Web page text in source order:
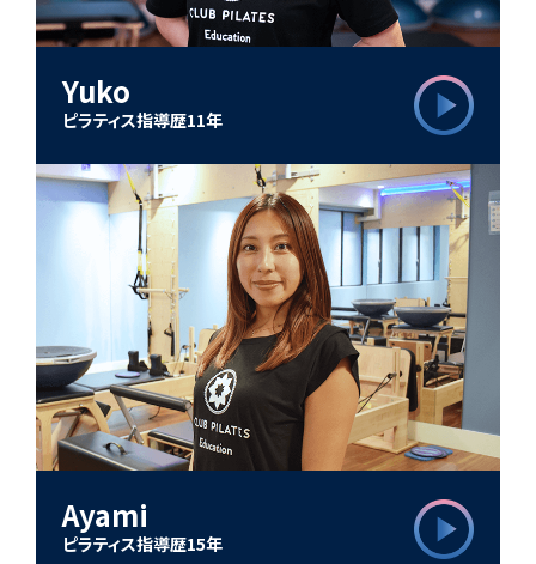
Yuko
ピラティス指導歴11年
Ayami
ピラティス指導歴15年